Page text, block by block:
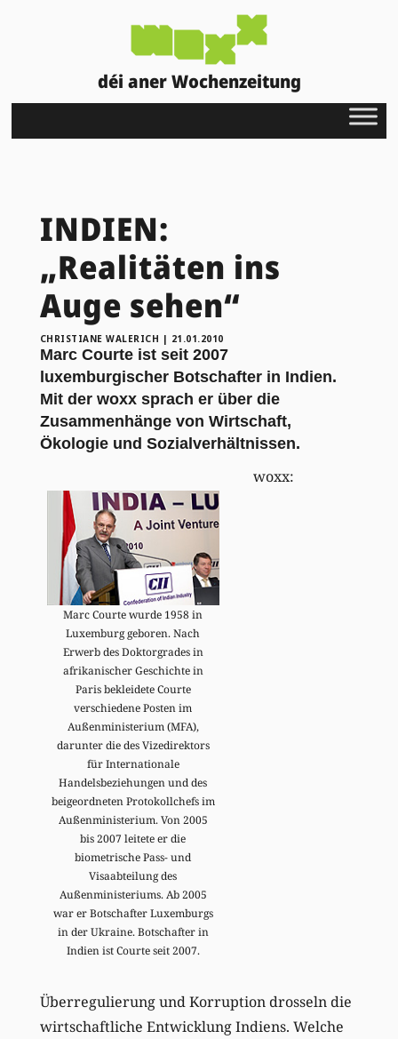
déi aner Wochenzeitung
INDIEN:
„Realitäten ins
Auge sehen“
CHRISTIANE WALERICH | 21.01.2010
Marc Courte ist seit 2007
luxemburgischer Botschafter in Indien.
Mit der woxx sprach er über die
Zusammenhänge von Wirtschaft,
Ökologie und Sozialverhältnissen.
Marc Courte wurde 1958 in
Luxemburg geboren. Nach
Erwerb des Doktorgrades in
afrikanischer Geschichte in
Paris bekleidete Courte
verschiedene Posten im
Außenministerium (MFA),
darunter die des Vizedirektors
für Internationale
Handelsbeziehungen und des
beigeordneten Protokollchefs im
Außenministerium. Von 2005
bis 2007 leitete er die
biometrische Pass- und
Visaabteilung des
Außenministeriums. Ab 2005
war er Botschafter Luxemburgs
in der Ukraine. Botschafter in
Indien ist Courte seit 2007.
woxx:
Überregulierung und Korruption drosseln die
wirtschaftliche Entwicklung Indiens. Welche